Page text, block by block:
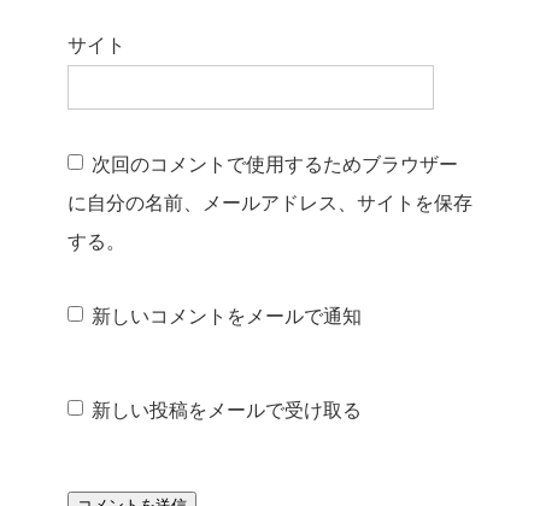
サイト
次回のコメントで使用するためブラウザー
に自分の名前、メールアドレス、サイトを保存
する。
新しいコメントをメールで通知
新しい投稿をメールで受け取る